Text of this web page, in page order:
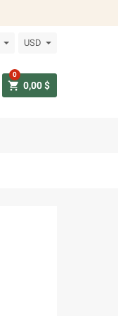
USD
shopping_cart 0,00 $
0